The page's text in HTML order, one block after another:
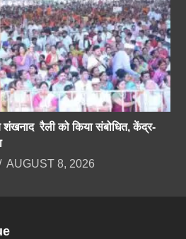
रैली को किया संबोधित, केंद्र-
AUGUST 8, 2026